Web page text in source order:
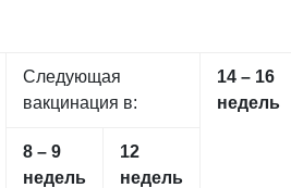
Следующая
вакцинация в:
14 – 16
недель
8 – 9
недель
12
недель